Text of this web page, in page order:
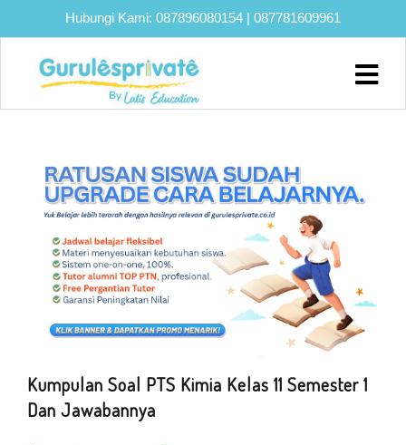
Hubungi Kami: 087896080154 | 087781609961
Home
Program
Bimbel
SNBT
Lainnya
Blog
Kumpulan Soal PTS Kimia Kelas 11 Semester 1
Dan Jawabannya